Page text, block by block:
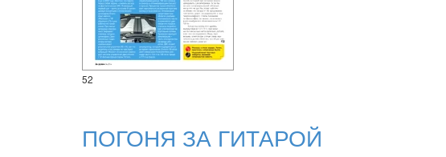
52
ПОГОНЯ ЗА ГИТАРОЙ